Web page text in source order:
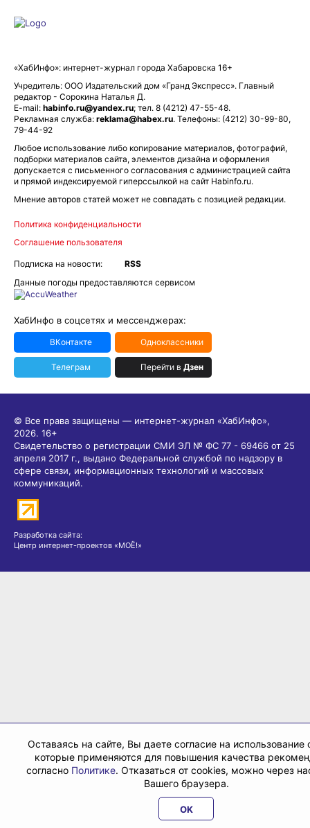
«ХабИнфо»: интернет-журнал города Хабаровска 16+
Учредитель: ООО Издательский дом «Гранд Экспресс». Главный
редактор - Сорокина Наталья Д.
E-mail: habinfo.ru@yandex.ru; тел. 8 (4212) 47-55-48.
Рекламная служба: reklama@habex.ru. Телефоны: (4212) 30-99-80,
79-44-92
Любое использование либо копирование материалов, фотографий,
подборки материалов сайта, элементов дизайна и оформления
допускается с письменного согласования с администрацией сайта
и прямой индексируемой гиперссылкой на сайт Habinfo.ru.
Мнение авторов статей может не совпадать с позицией редакции.
Политика конфиденциальности
Соглашение пользователя
Подписка на новости:
RSS
Данные погоды предоставляются сервисом
ХабИнфо в соцсетях и мессенджерах:
ВКонтакте Одноклассники
Телеграм Перейти в Дзен
© Все права защищены — интернет-журнал «ХабИнфо»,
2026. 16+
Свидетельство о регистрации СМИ ЭЛ № ФС 77 - 69466 от 25
апреля 2017 г., выдано Федеральной службой по надзору в
сфере связи, информационных технологий и массовых
коммуникаций.
Разработка сайта:
Центр интернет-проектов «МОЁ!»
Оставаясь на сайте, Вы даете согласие на использование
которые применяются для повышения качества
согласно Политике. Отказаться от cookies, можно через
Вашего браузера.
OK